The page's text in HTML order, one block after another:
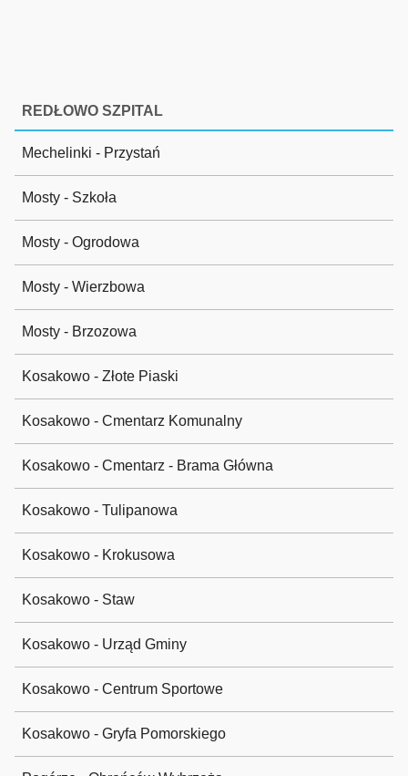
REDŁOWO SZPITAL
Mechelinki - Przystań
Mosty - Szkoła
Mosty - Ogrodowa
Mosty - Wierzbowa
Mosty - Brzozowa
Kosakowo - Złote Piaski
Kosakowo - Cmentarz Komunalny
Kosakowo - Cmentarz - Brama Główna
Kosakowo - Tulipanowa
Kosakowo - Krokusowa
Kosakowo - Staw
Kosakowo - Urząd Gminy
Kosakowo - Centrum Sportowe
Kosakowo - Gryfa Pomorskiego